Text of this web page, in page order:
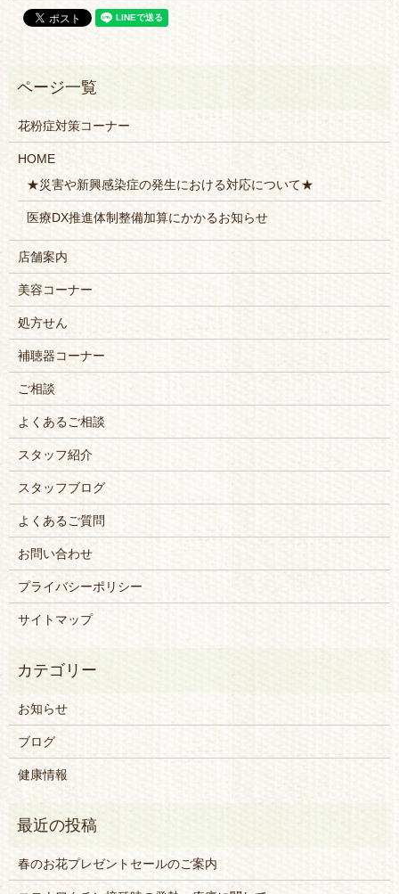
花粉症対策コーナー
HOME
★災害や新興感染症の発生における対応について★
医療DX推進体制整備加算にかかるお知らせ
店舗案内
美容コーナー
処方せん
補聴器コーナー
ご相談
よくあるご相談
スタッフ紹介
スタッフブログ
よくあるご質問
お問い合わせ
プライバシーポリシー
サイトマップ
お知らせ
ブログ
健康情報
春のお花プレゼントセールのご案内